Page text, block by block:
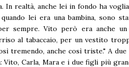
In realtà, anche lei in fondo ha
lei era una bambina, sono
sempre. Vito però era anche
al tabaccaio, per un vestito
tremendo, anche così triste." A
Vito, Carla, Mara e i due figli più